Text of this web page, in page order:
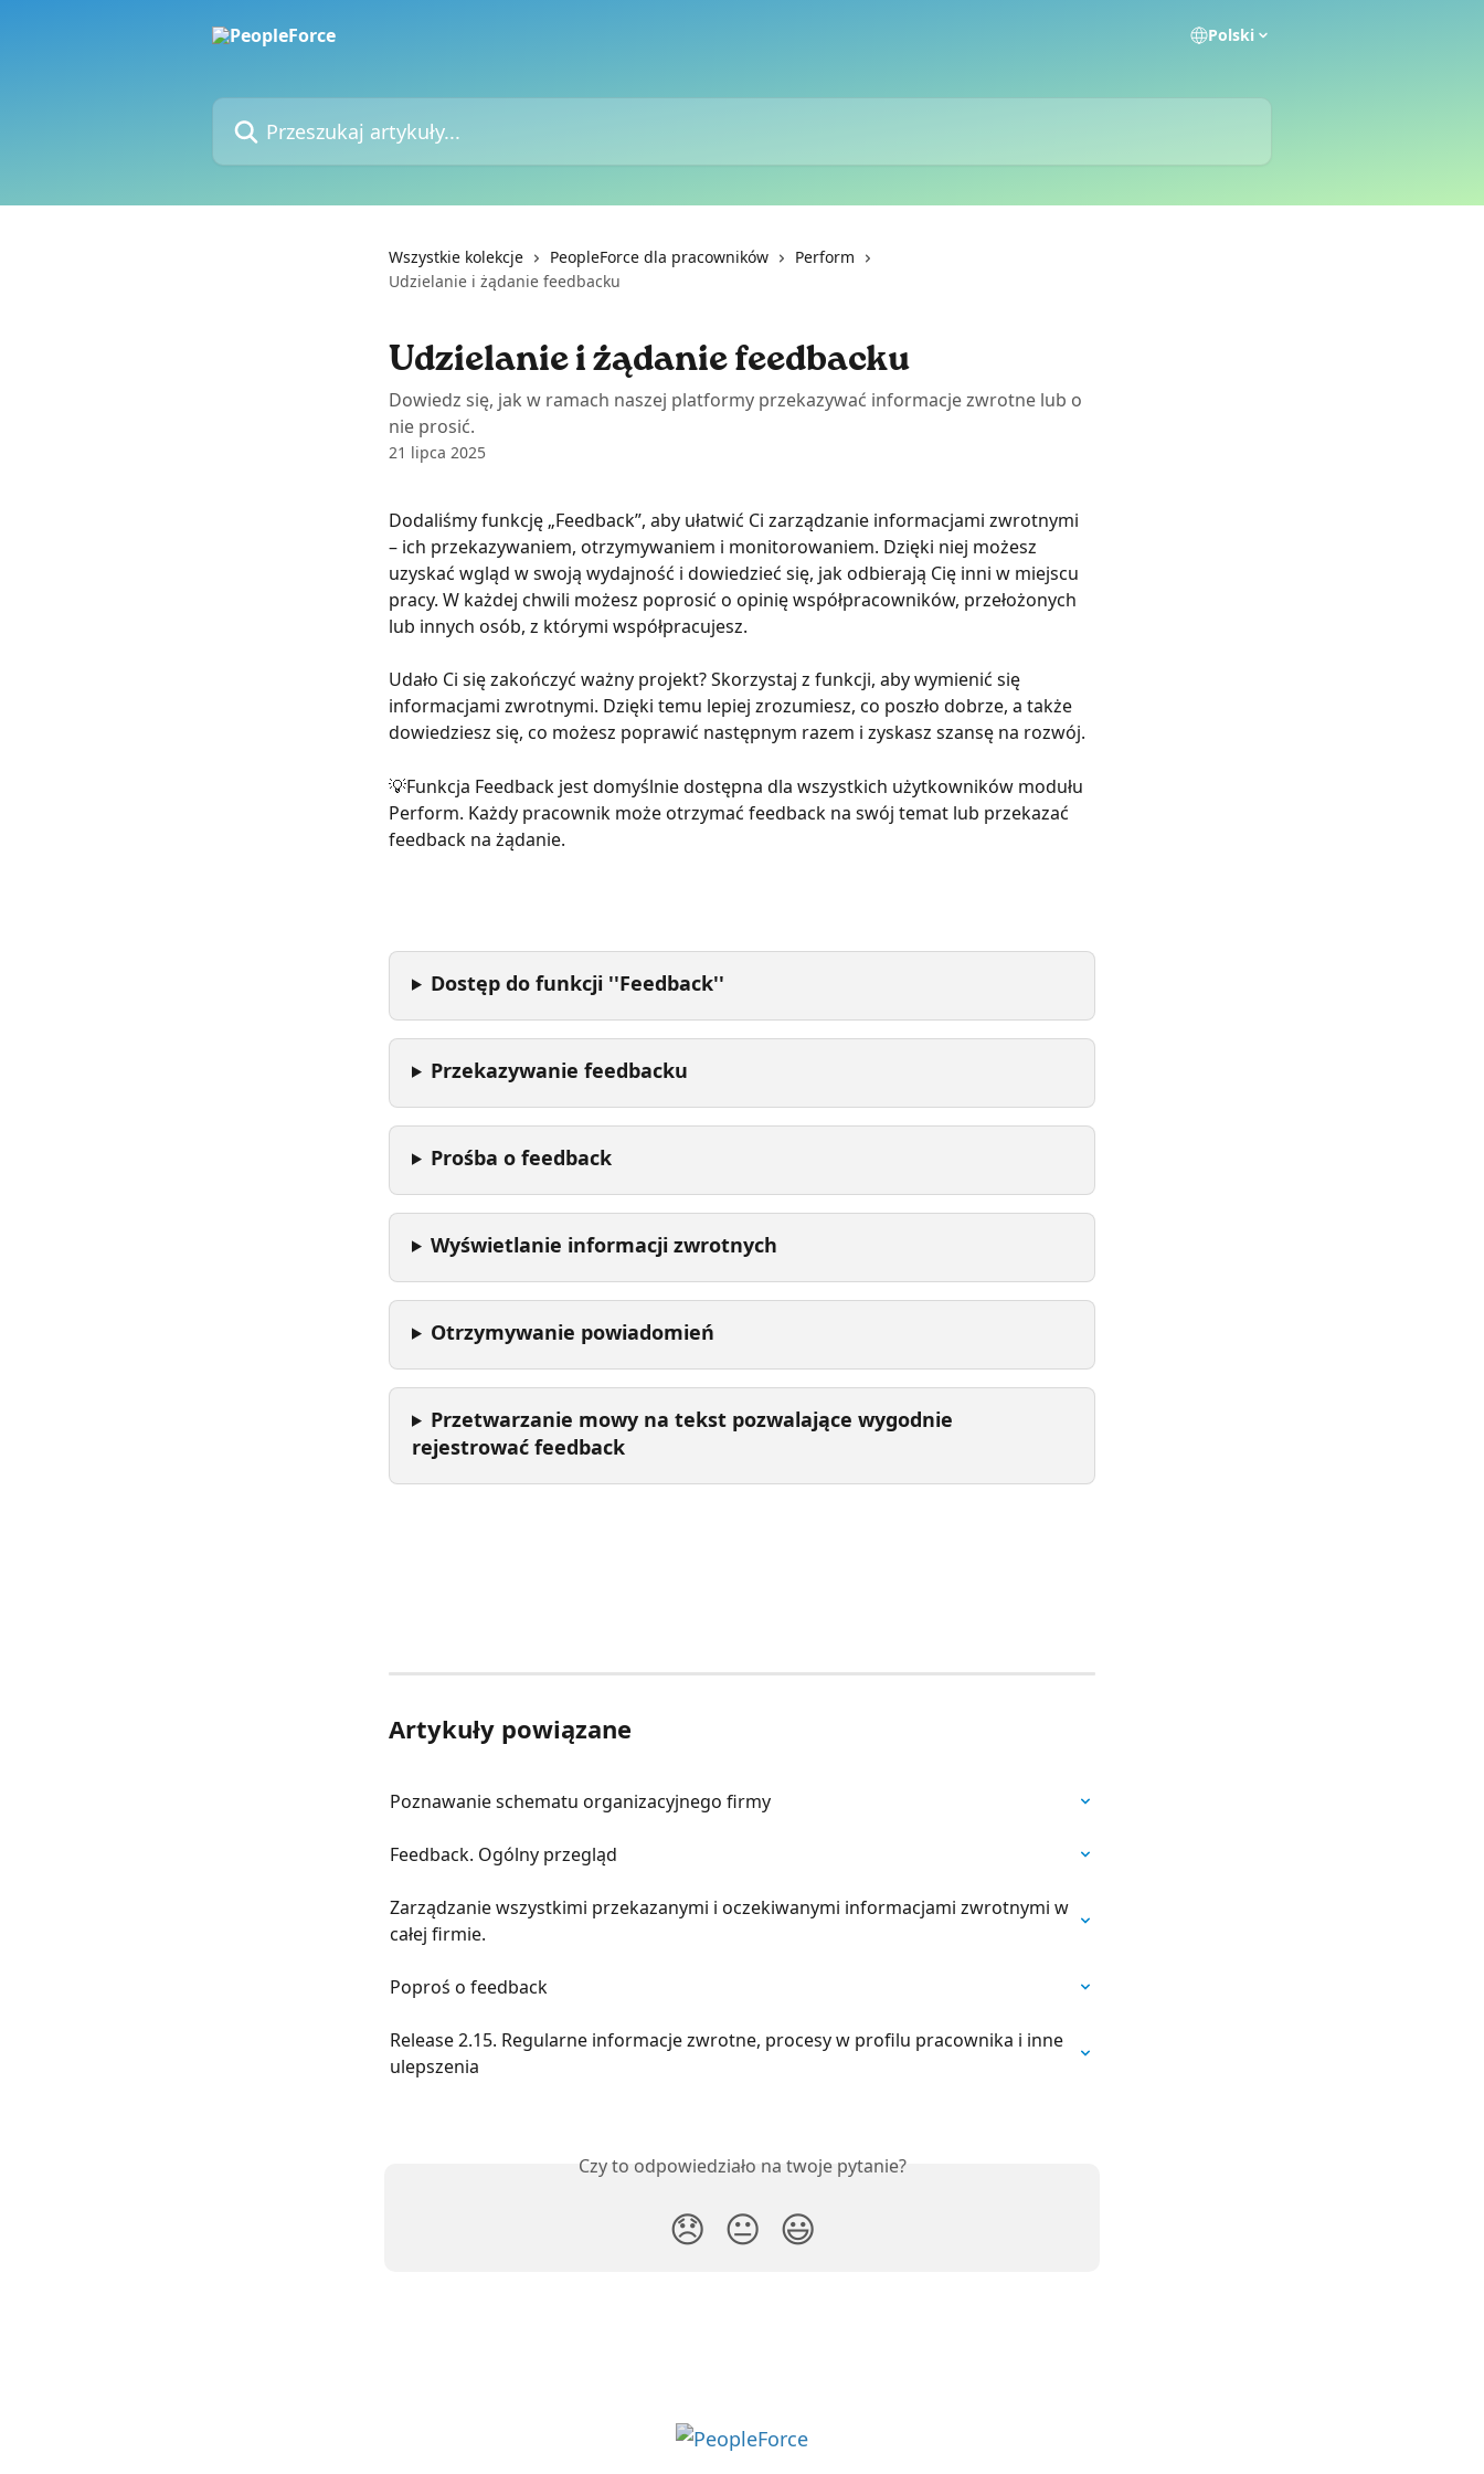
Polski
Przeszukaj artykuły...
Wszystkie kolekcje PeopleForce dla pracowników
Perform
Udzielanie i żądanie feedbacku
Udzielanie i żądanie feedbacku
Dowiedz się, jak w ramach naszej platformy przekazywać informacje zwrotne lub o
nie prosić.
21 lipca 2025
Dodaliśmy funkcję „Feedback”, aby ułatwić Ci zarządzanie informacjami zwrotnymi
– ich przekazywaniem, otrzymywaniem i monitorowaniem. Dzięki niej możesz
uzyskać wgląd w swoją wydajność i dowiedzieć się, jak odbierają Cię inni w miejscu
pracy. W każdej chwili możesz poprosić o opinię współpracowników, przełożonych
lub innych osób, z którymi współpracujesz.
Udało Ci się zakończyć ważny projekt? Skorzystaj z funkcji, aby wymienić się
informacjami zwrotnymi. Dzięki temu lepiej zrozumiesz, co poszło dobrze, a także
dowiedziesz się, co możesz poprawić następnym razem i zyskasz szansę na rozwój.
💡Funkcja Feedback jest domyślnie dostępna dla wszystkich użytkowników modułu
Perform. Każdy pracownik może otrzymać feedback na swój temat lub przekazać
feedback na żądanie.
Dostęp do funkcji ''Feedback''
Przekazywanie feedbacku
Prośba o feedback
Wyświetlanie informacji zwrotnych
Otrzymywanie powiadomień
Przetwarzanie mowy na tekst pozwalające wygodnie
rejestrować feedback
Artykuły powiązane
Poznawanie schematu organizacyjnego firmy
Feedback. Ogólny przegląd
Zarządzanie wszystkimi przekazanymi i oczekiwanymi informacjami zwrotnymi w
całej firmie.
Poproś o feedback
Release 2.15. Regularne informacje zwrotne, procesy w profilu pracownika i inne
ulepszenia
Czy to odpowiedziało na twoje pytanie?
😞 😐 😃